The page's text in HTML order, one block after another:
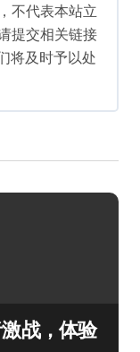
不代表本站立
提交相关链接
将及时予以处
战，体验